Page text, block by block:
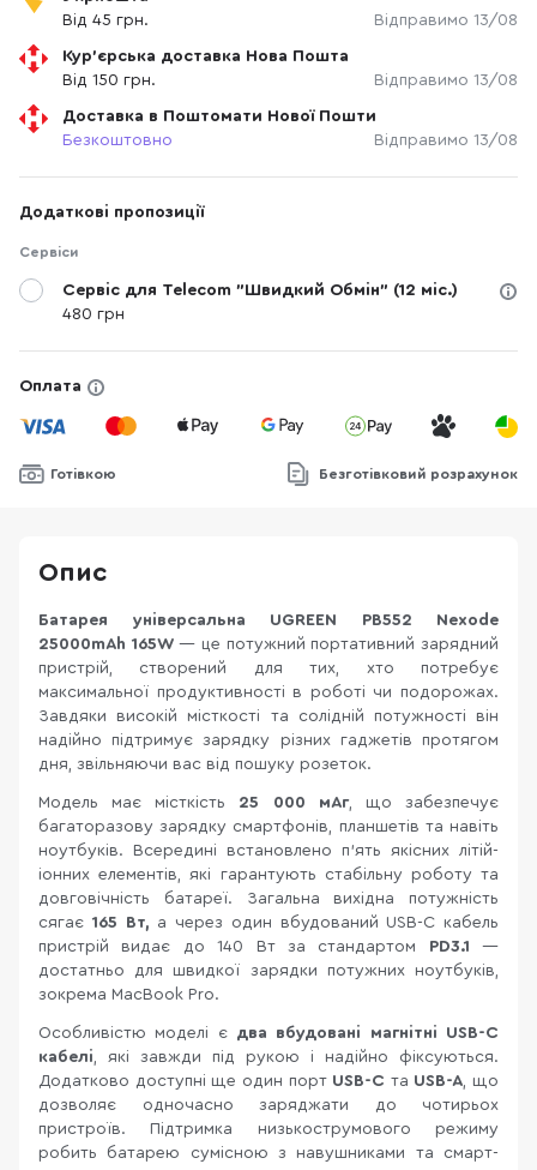
Від 45 грн.
Відправимо 13/08
Кур'єрська доставка Нова Пошта
Від 150 грн.
Відправимо 13/08
Доставка в Поштомати Нової Пошти
Безкоштовно
Відправимо 13/08
Додаткові пропозиції
Сервіси
Сервіс для Telecom "Швидкий Обмін" (12 міс.)
480 грн
Оплата
Готівкою Безготівковий розрахунок
Опис
Батарея універсальна UGREEN PB552 Nexode
25000mAh 165W— це потужний портативний зарядний
пристрій, створений для тих, хто потребує
максимальної продуктивності в роботі чи подорожах.
Завдяки високій місткості та солідній потужності він
надійно підтримує зарядку різних гаджетів протягом
дня, звільняючи вас від пошуку розеток.
Модель має місткість 25 000 мАг, що забезпечує
багаторазову зарядку смартфонів, планшетів та навіть
ноутбуків. Всередині встановлено п’ять якісних літій-
іонних елементів, які гарантують стабільну роботу та
довговічність батареї. Загальна вихідна потужність
сягає 165 Вт, а через один вбудований USB-C кабель
пристрій видає до 140 Вт за стандартом PD3.1 —
достатньо для швидкої зарядки потужних ноутбуків,
зокрема MacBook Pro.
Особливістю моделі є два вбудовані магнітні USB-C
кабелі, які завжди під рукою і надійно фіксуються.
Додатково доступні ще один порт USB-C та USB-A, що
дозволяє одночасно заряджати до чотирьох
пристроїв. Підтримка низькострумового режиму
робить батарею сумісною з навушниками та смарт-